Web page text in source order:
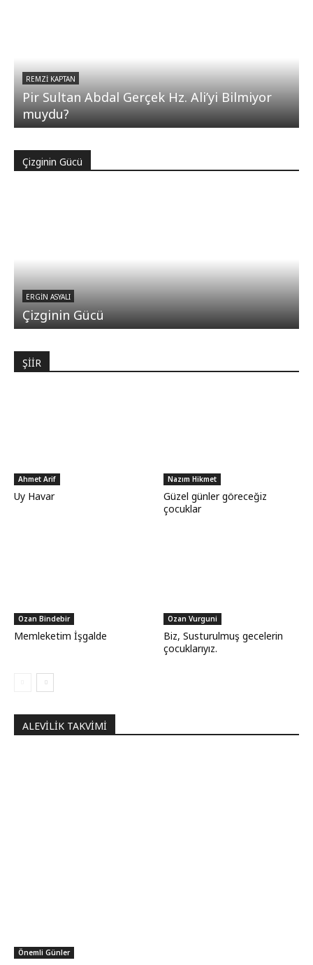
REMZI KAPTAN
Pir Sultan Abdal Gerçek Hz. Ali’yi Bilmiyor
muydu?
Çizginin Gücü
ERGIN ASYALI
Çizginin Gücü
ŞİİR
Ahmet Arif
Uy Havar
Nazım Hikmet
Güzel günler göreceğiz
çocuklar
Ozan Bindebir
Memleketim İşgalde
Ozan Vurguni
Biz, Susturulmuş gecelerin
çocuklarıyız.
ALEVILIK TAKVIMI
Önemli Günler